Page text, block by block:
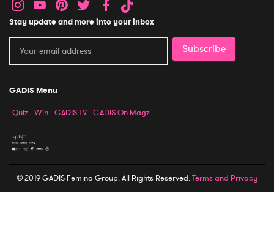
Stay update and more into your inbox
Subscribe
GADIS Menu
Quiz Win GADIS TV GADIS On Magz
© 2019 GADIS Femina Group. All Rights Reserved.Terms and Privacy